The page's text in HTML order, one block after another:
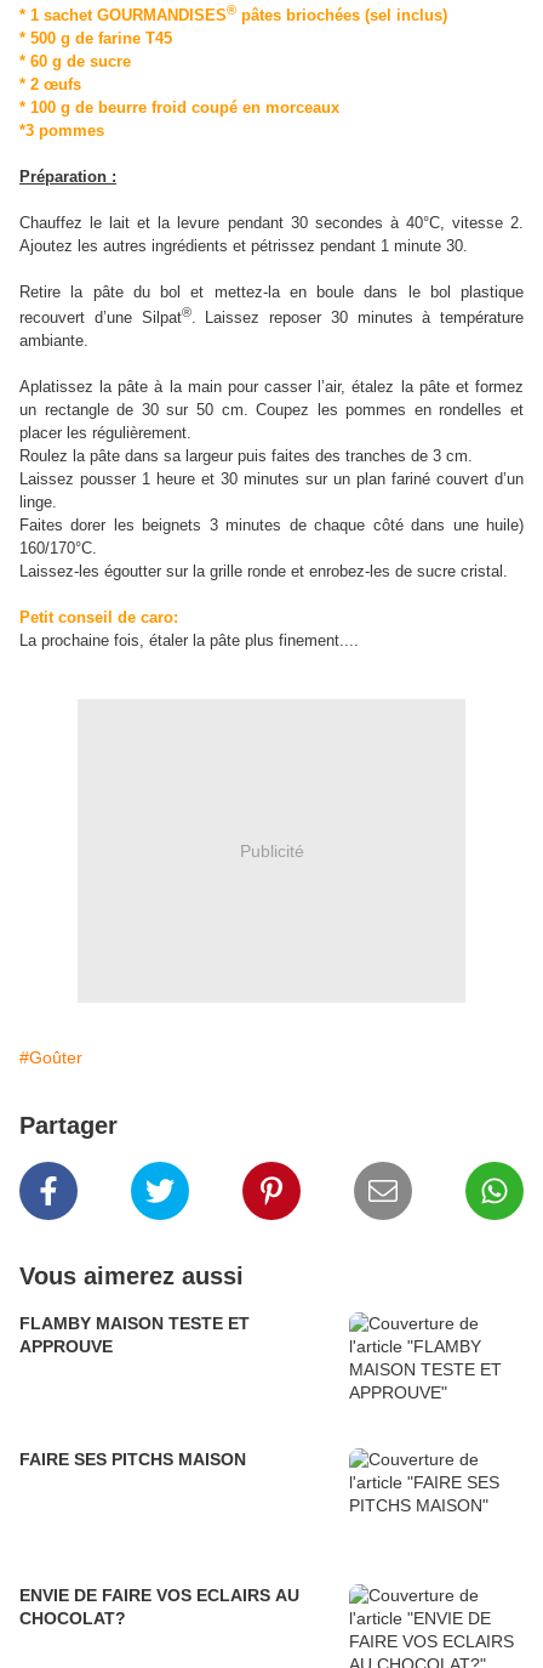
* 1 sachet GOURMANDISES® pâtes briochées (sel inclus)
* 500 g de farine T45
* 60 g de sucre
* 2 œufs
* 100 g de beurre froid coupé en morceaux
*3 pommes
Préparation :
Chauffez le lait et la levure pendant 30 secondes à 40°C, vitesse 2.
Ajoutez les autres ingrédients et pétrissez pendant 1 minute 30.
Retire la pâte du bol et mettez-la en boule dans le bol plastique
recouvert d’une Silpat®. Laissez reposer 30 minutes à température
ambiante.
Aplatissez la pâte à la main pour casser l’air, étalez la pâte et formez
un rectangle de 30 sur 50 cm. Coupez les pommes en rondelles et
placer les régulièrement.
Roulez la pâte dans sa largeur puis faites des tranches de 3 cm.
Laissez pousser 1 heure et 30 minutes sur un plan fariné couvert d’un
linge.
Faites dorer les beignets 3 minutes de chaque côté dans une huile)
160/170°C.
Laissez-les égoutter sur la grille ronde et enrobez-les de sucre cristal.
Petit conseil de caro:
La prochaine fois, étaler la pâte plus finement....
Publicité
#Goûter
Partager
Vous aimerez aussi
FLAMBY MAISON TESTE ET
APPROUVE
FAIRE SES PITCHS MAISON
ENVIE DE FAIRE VOS ECLAIRS AU
CHOCOLAT?